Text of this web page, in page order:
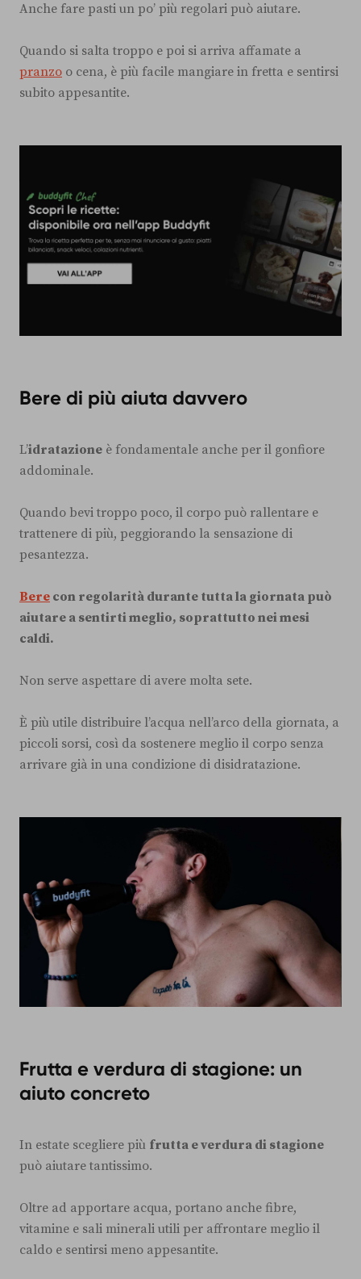
Anche fare pasti un po’ più regolari può aiutare.
Quando si salta troppo e poi si arriva affamate a
pranzo o cena, è più facile mangiare in fretta e sentirsi
subito appesantite.
Bere di più aiuta davvero
L’idratazione è fondamentale anche per il gonfiore
addominale.
Quando bevi troppo poco, il corpo può rallentare e
trattenere di più, peggiorando la sensazione di
pesantezza.
Bere con regolarità durante tutta la giornata può
aiutare a sentirti meglio, soprattutto nei mesi
caldi.
Non serve aspettare di avere molta sete.
È più utile distribuire l’acqua nell’arco della giornata, a
piccoli sorsi, così da sostenere meglio il corpo senza
arrivare già in una condizione di disidratazione.
Frutta e verdura di stagione: un
aiuto concreto
In estate scegliere più frutta e verdura di stagione
può aiutare tantissimo.
Oltre ad apportare acqua, portano anche fibre,
vitamine e sali minerali utili per affrontare meglio il
caldo e sentirsi meno appesantite.